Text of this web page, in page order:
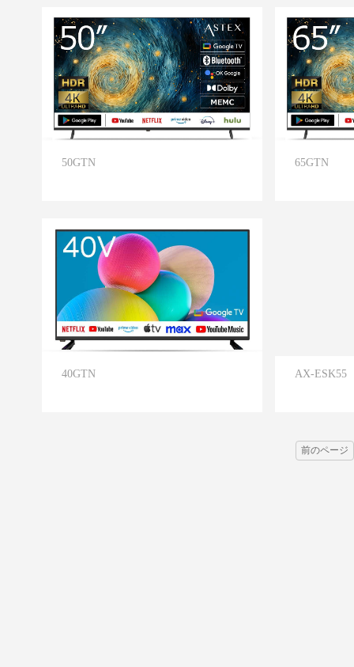
50GTN 65GTN
40GTN AX-ESK55
前のページ